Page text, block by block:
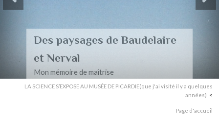
Des paysages de Baudelaire
et Nerval
Mon mémoire de maîtrise
LA SCIENCE S’EXPOSE AU MUSÉE DE PICARDIE(que j'ai visité il y a quelques
années)
Page d'accueil